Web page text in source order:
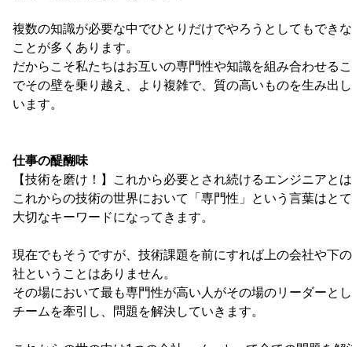
複数の知識が必要な中でひとりだけでやろうとしてもでき
ことが多くあります。
だからこそ私たちはお互いの専門性や知識を組み合わせる
でその壁を乗り越え、より複雑で、質の高いものを生み出
います。
仕事の醍醐味
【技術を磨け！】これから必要とされ続けるエンジニアと
これからの技術の世界において「専門性」という言葉はと
大切なキーワードになってきます。
現在でもそうですが、技術課題を前にすれば上の会社や下
社ということはありません。
その場において最も専門性が高い人がその場のリーダーと
チームを牽引し、問題を解決していきます。